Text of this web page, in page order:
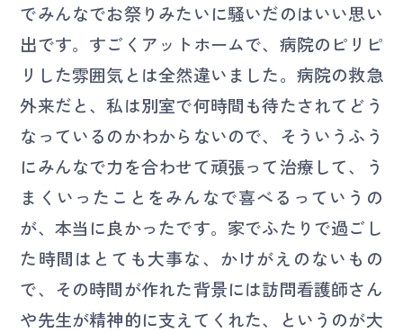
でみんなでお祭りみたいに騒いだのはいい思い
出です。すごくアットホームで、病院のピリピ
リした雰囲気とは全然違いました。病院の救急
外来だと、私は別室で何時間も待たされてどう
なっているのかわからないので、そういうふう
にみんなで力を合わせて頑張って治療して、う
まくいったことをみんなで喜べるっていうの
が、本当に良かったです。家でふたりで過ごし
た時間はとても大事な、かけがえのないもの
で、その時間が作れた背景には訪問看護師さん
や先生が精神的に支えてくれた、というのが大